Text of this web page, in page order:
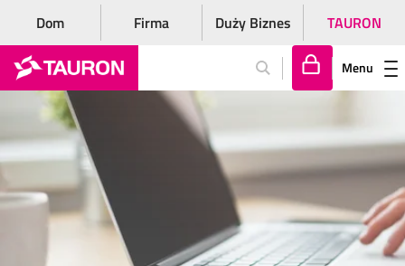
Dom Firma Duży Biznes TAURON
lo
gu
j
si
Menu